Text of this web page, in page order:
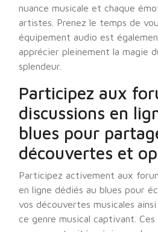
nuance musicale et chaque
artistes. Prenez le temps de
équipement audio est
apprécier pleinement la magie
splendeur.
Participez aux
discussions en
blues pour
découvertes et
Participez activement aux
en ligne dédiés au blues pour
vos découvertes musicales
ce genre musical captivant.